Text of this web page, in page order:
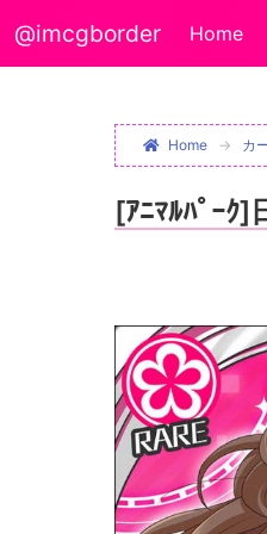
@imcgborder Home
Home カ
[ｱﾆﾏﾙﾊﾟｰｸ]